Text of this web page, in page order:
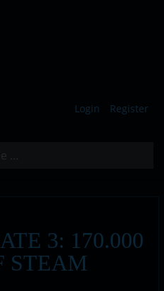
Login Register
3: 170.000
STEAM